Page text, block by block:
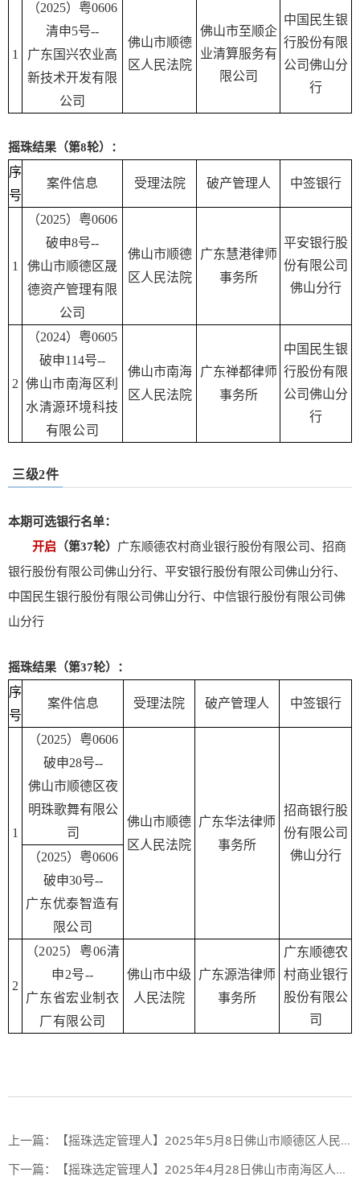
1
（2025）粤0606
清申5号--
广东国兴农业高
新技术开发有限
公司
佛山市顺德
区人民法院
佛山市至顺企
业清算服务有
限公司
中国民生银
行股份有限
公司佛山分
行
摇珠结果（第8轮）：
序
号
案件信息 受理法院 破产管理人 中签银行
1
（2025）粤0606
破申8号--
佛山市顺德区晟
德资产管理有限
公司
佛山市顺德
区人民法院
广东慧港律师
事务所
平安银行股
份有限公司
佛山分行
2
（2024）粤0605
破申114号--
佛山市南海区利
水清源环境科技
有限公司
佛山市南海
区人民法院
广东禅都律师
事务所
中国民生银
行股份有限
公司佛山分
行
三级2件
本期可选银行名单：
开启 （第37轮） 广东顺德农村商业银行股份有限公司、招商
银行股份有限公司佛山分行、平安银行股份有限公司佛山分行、
中国民生银行股份有限公司佛山分行、中信银行股份有限公司佛
山分行
摇珠结果（第37轮）：
序
号
案件信息 受理法院 破产管理人 中签银行
1
（2025）粤0606
破申28号--
佛山市顺德区夜
明珠歌舞有限公
司
佛山市顺德
区人民法院
广东华法律师
事务所
招商银行股
份有限公司
佛山分行
（2025）粤0606
破申30号--
广东优泰智造有
限公司
2
（2025）粤06清
申2号--
广东省宏业制衣
厂有限公司
佛山市中级
人民法院
广东源浩律师
事务所
广东顺德农
村商业银行
股份有限公
司
上一篇：
【摇珠选定管理人】2025年5月8日佛山市顺德区人民法院摇珠选定管理人结果
下一篇：
【摇珠选定管理人】2025年4月28日佛山市南海区人民法院摇珠选定管理人结果